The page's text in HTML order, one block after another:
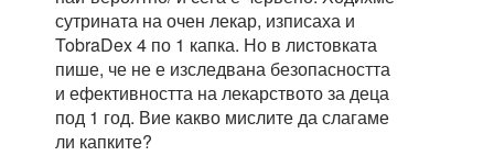
сутрината на очен лекар, изписаха и
TobraDex 4 по 1 капка. Но в листовката
пише, че не е изследвана безопасността
и ефективността на лекарството за деца
под 1 год. Вие какво мислите да слагаме
ли капките?